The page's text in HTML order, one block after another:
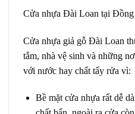
Cửa nhựa Đài Loan tại Đồng
Cửa nhựa giả gỗ Đài Loan
tắm, nhà vệ sinh và những
với nước hay chất tẩy rửa vì:
Bề mặt cửa nhựa rất dễ